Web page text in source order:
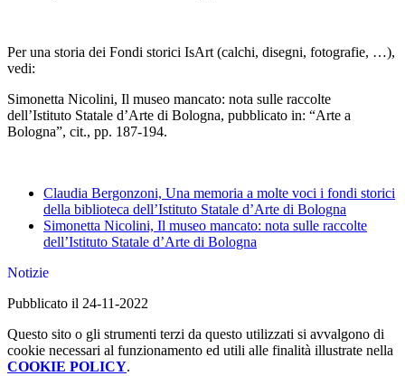
Per una storia dei Fondi storici IsArt (calchi, disegni, fotografie, …),
vedi:
Simonetta Nicolini, Il museo mancato: nota sulle raccolte
dell’Istituto Statale d’Arte di Bologna, pubblicato in: “Arte a
Bologna”, cit., pp. 187-194.
Claudia Bergonzoni, Una memoria a molte voci i fondi storici
della biblioteca dell’Istituto Statale d’Arte di Bologna
Simonetta Nicolini, Il museo mancato: nota sulle raccolte
dell’Istituto Statale d’Arte di Bologna
Notizie
Pubblicato il 24-11-2022
Questo sito o gli strumenti terzi da questo utilizzati si avvalgono di
cookie necessari al funzionamento ed utili alle finalità illustrate nella
COOKIE POLICY.